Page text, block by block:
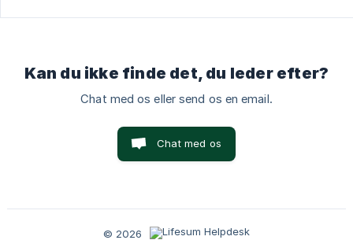
Kan du ikke finde det, du leder efter?
Chat med os eller send os en email.
Chat med os
© 2026